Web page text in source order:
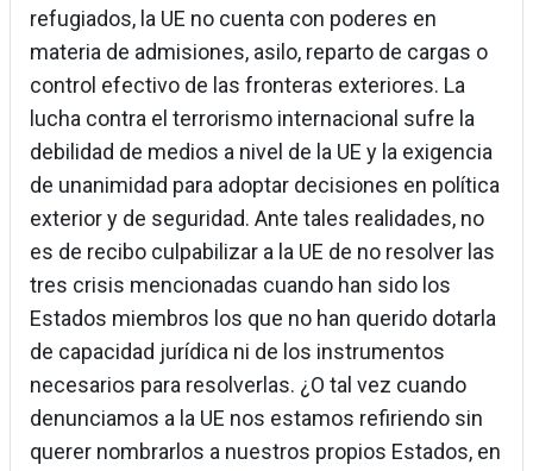
refugiados, la UE no cuenta con poderes en
materia de admisiones, asilo, reparto de cargas o
control efectivo de las fronteras exteriores. La
lucha contra el terrorismo internacional sufre la
debilidad de medios a nivel de la UE y la exigencia
de unanimidad para adoptar decisiones en política
exterior y de seguridad. Ante tales realidades, no
es de recibo culpabilizar a la UE de no resolver las
tres crisis mencionadas cuando han sido los
Estados miembros los que no han querido dotarla
de capacidad jurídica ni de los instrumentos
necesarios para resolverlas. ¿O tal vez cuando
denunciamos a la UE nos estamos refiriendo sin
querer nombrarlos a nuestros propios Estados, en